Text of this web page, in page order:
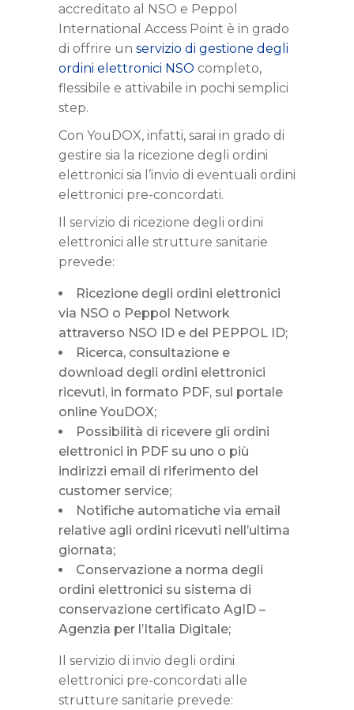
accreditato al NSO e Peppol
International Access Point è in grado
di offrire un servizio di gestione degli
ordini elettronici NSO completo,
flessibile e attivabile in pochi semplici
step.
Con YouDOX, infatti, sarai in grado di
gestire sia la ricezione degli ordini
elettronici sia l’invio di eventuali ordini
elettronici pre-concordati.
Il servizio di ricezione degli ordini
elettronici alle strutture sanitarie
prevede:
Ricezione degli ordini elettronici
via NSO o Peppol Network
attraverso NSO ID e del PEPPOL ID;
Ricerca, consultazione e
download degli ordini elettronici
ricevuti, in formato PDF, sul portale
online YouDOX;
Possibilità di ricevere gli ordini
elettronici in PDF su uno o più
indirizzi email di riferimento del
customer service;
Notifiche automatiche via email
relative agli ordini ricevuti nell’ultima
giornata;
Conservazione a norma degli
ordini elettronici su sistema di
conservazione certificato AgID –
Agenzia per l’Italia Digitale;
Il servizio di invio degli ordini
elettronici pre-concordati alle
strutture sanitarie prevede: